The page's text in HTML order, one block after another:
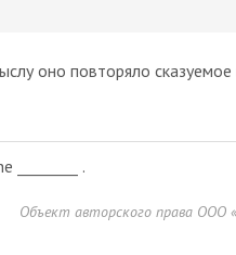
оно повторяло сказуемое
________ .
Объект авторского права ООО